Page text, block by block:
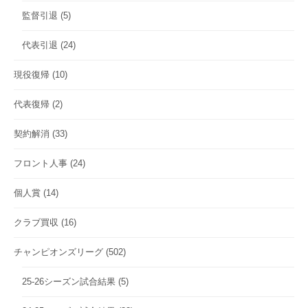
監督引退 (5)
代表引退 (24)
現役復帰 (10)
代表復帰 (2)
契約解消 (33)
フロント人事 (24)
個人賞 (14)
クラブ買収 (16)
チャンピオンズリーグ (502)
25-26シーズン試合結果 (5)